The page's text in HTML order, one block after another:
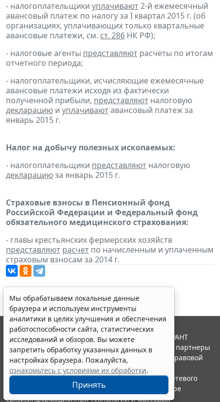
- налогоплательщики уплачивают2-й ежемесячный
авансовый платеж по налогу за I квартал 2015 г. (об
организациях, уплачивающих только квартальные
авансовые платежи, см. ст. 286 НК РФ);
- налоговые агенты представляют расчеты по итогам
отчетного периода;
- налогоплательщики, исчисляющие ежемесячные
авансовые платежи исходя из фактически
полученной прибыли, представляют налоговую
декларацию и уплачиваютавансовый платеж за
январь 2015 г.
Налог на добычу полезных ископаемых:
- налогоплательщики представляют налоговую
декларациюза январь 2015 г.
Страховые взносы в Пенсионный фонд
Российской Федерации и Федеральный фонд
обязательного медицинского страхования:
- главы крестьянских фермерских хозяйств
представляют расчет по начисленным и уплаченным
страховым взносам за 2014 г.
Мы обрабатываем локальные данные
браузера и используем инструменты
аналитики в целях улучшения и обеспечения
работоспособности сайта, статистических
исследований и обзоров. Вы можете
запретить обработку указанных данных в
настройках браузера. Пожалуйста,
ознакомьтесь с условиями их обработки.
Принять
© ООО "НПП "ГАРАНТ-СЕРВИС", 2026. Система ГАРАНТ
выпускается с 1990 года. Компания "Гарант" и ее партнеры
являются участниками Российской ассоциации правовой
информации ГАРАНТ.
Портал ГАРАНТ.РУ зарегистрирован в качестве сетевого
издания Федеральной службой по надзору в сфере
связи,информационных технологий и массовых